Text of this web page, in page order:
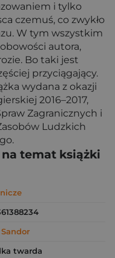
i tylko
czemuś, co zwykło
W tym wszystkim
autora,
Bo taki jest
przyciągający.
wydana z okazji
2016–2017,
Zagranicznych i
Ludzkich
na temat książki
twarda